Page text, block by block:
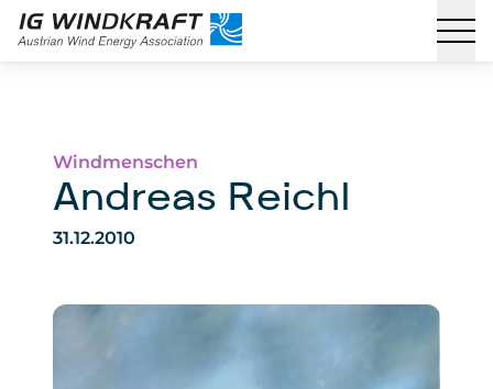
Windmenschen
Andreas Reichl
31.12.2010